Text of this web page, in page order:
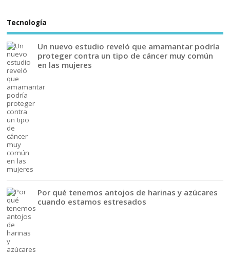
Tecnología
Un nuevo estudio reveló que amamantar podría
proteger contra un tipo de cáncer muy común
en las mujeres
Por qué tenemos antojos de harinas y azúcares
cuando estamos estresados